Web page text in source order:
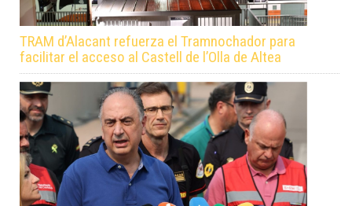
TRAM d’Alacant refuerza el Tramnochador para
facilitar el acceso al Castell de l’Olla de Altea